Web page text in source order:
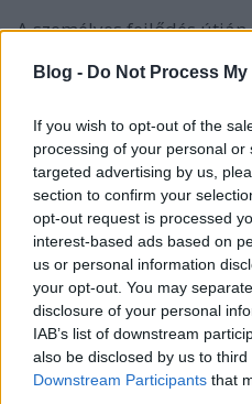
Blog - Do Not Process
If you wish to opt-out of the
processing of your personal
targeted advertising by us,
section to confirm your
opt-out request is processed
interest-based ads based on
us or personal information
your opt-out. You may
disclosure of your personal
IAB’s list of downstream
also be disclosed by us to
Downstream Participants that
A személyes fejlődés
hagyjuk a véletlenre a
hibáztatni az
lesz az élete. Minden
reagáljon, ezért a mai
helyes döntést!
Akár hiszi, akár nem, a
személyes fejlődéshez!
tévében. Ha úgy érzi,
idejével, akkor téved.
hogy nézzen valamit, ami
nemcsak a léleknek tesz
hangulatban lesz, amikor